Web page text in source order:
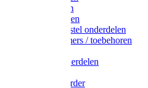
Onthoornen
Kalverflessen
Koerugborstel onderdelen
Kalveremmers / toebehoren
Koelift onderdelen
Uieronthaarder